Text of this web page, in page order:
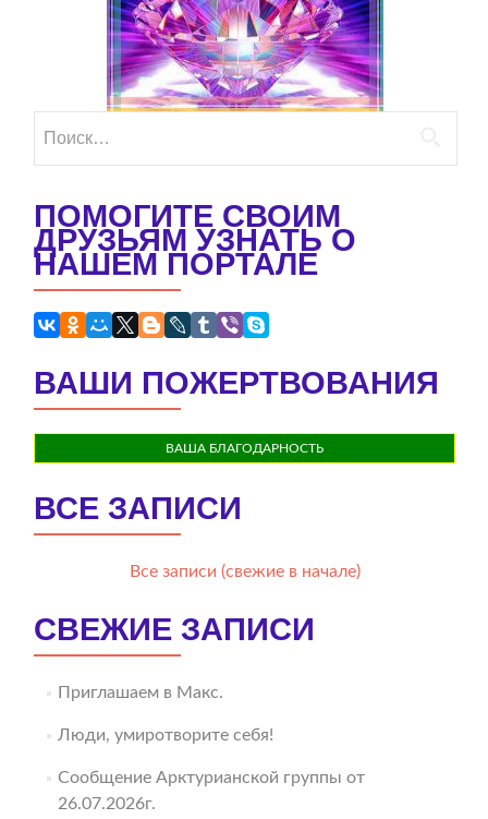
ПОМОГИТЕ СВОИМ
ДРУЗЬЯМ УЗНАТЬ О
НАШЕМ ПОРТАЛЕ
ВАШИ ПОЖЕРТВОВАНИЯ
ВАША БЛАГОДАРНОСТЬ
ВСЕ ЗАПИСИ
Все записи (свежие в начале)
СВЕЖИЕ ЗАПИСИ
Приглашаем в Макс.
Люди, умиротворите себя!
Сообщение Арктурианской группы от
26.07.2026г.